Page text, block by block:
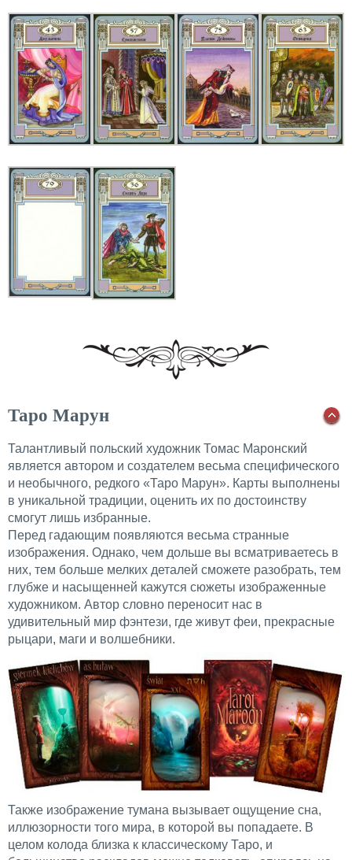
Таро Марун
Талантливый польский художник Томас Маронский
является автором и создателем весьма специфического
и необычного, редкого «Таро Марун». Карты выполнены
в уникальной традиции, оценить их по достоинству
смогут лишь избранные.
Перед гадающим появляются весьма странные
изображения. Однако, чем дольше вы всматриваетесь в
них, тем больше мелких деталей сможете разобрать, тем
глубже и насыщенней кажутся сюжеты изображенные
художником. Автор словно переносит нас в
удивительный мир фэнтези, где живут феи, прекрасные
рыцари, маги и волшебники.
Также изображение тумана вызывает ощущение сна,
иллюзорности того мира, в которой вы попадаете. В
целом колода близка к классическому Таро, и